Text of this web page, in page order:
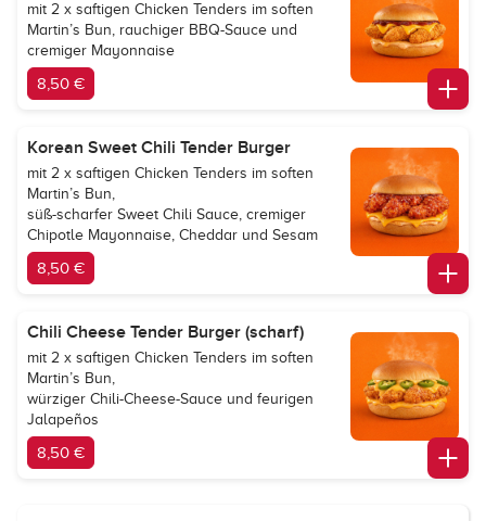
mit 2 x saftigen Chicken Tenders im soften
Martin’s Bun, rauchiger BBQ-Sauce und
cremiger Mayonnaise
8,50 €
Korean Sweet Chili Tender Burger
mit 2 x saftigen Chicken Tenders im soften
Martin’s Bun,
süß-scharfer Sweet Chili Sauce, cremiger
Chipotle Mayonnaise, Cheddar und Sesam
8,50 €
Chili Cheese Tender Burger (scharf)
mit 2 x saftigen Chicken Tenders im soften
Martin’s Bun,
würziger Chili-Cheese-Sauce und feurigen
Jalapeños
8,50 €